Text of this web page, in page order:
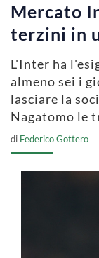
Mercato
terzini in
L'Inter ha
almeno sei i
lasciare la
Nagatomo le
di Federico Gottero